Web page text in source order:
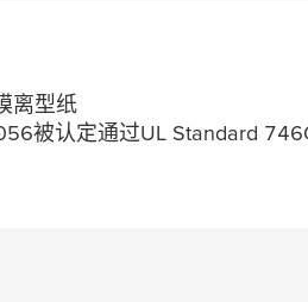
离型纸
被认定通过UL Standard